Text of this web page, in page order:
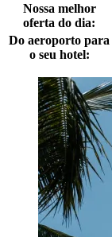
Nossa melhor
oferta do dia:
Do aeroporto para
o seu hotel: